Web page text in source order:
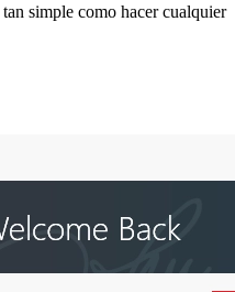
simple como hacer cualquier